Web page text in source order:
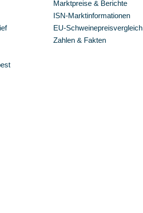
Marktpreise & Berichte
ISN-Marktinformationen
EU-Schweinepreisvergleich
Zahlen & Fakten